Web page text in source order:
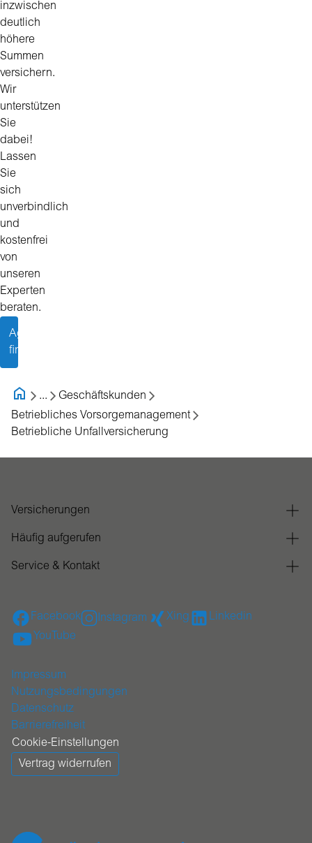
inzwischen
deutlich
höhere
Summen
versichern.
Wir
unterstützen
Sie
dabei!
Lassen
Sie
sich
unverbindlich
und
kostenfrei
von
unseren
Experten
beraten.
Agenturpartner
finden
...
Geschäftskunden
Betriebliches Vorsorgemanagement
Betriebliche Unfallversicherung
Versicherungen
Häufig aufgerufen
Service & Kontakt
Facebook Instagram Xing
Linkedin
YouTube
Impressum
Nutzungsbedingungen
Datenschutz
Barrierefreiheit
Cookie-Einstellungen
Vertrag widerrufen